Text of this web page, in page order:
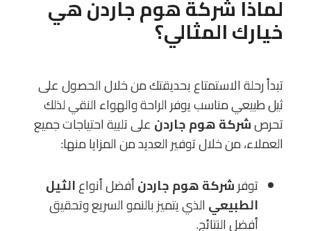
لماذا شركة هوم جاردنهي
خيارك المثالي؟
تبدأ رحلة الاستمتاع بحديقتك من خلال الحصول على
ثيل طبيعي مناسب يوفر الراحة والهواء النقي لذلك
تحرصشركة هوم جاردن على تلبية احتياجات جميع
العملاء، من خلال توفير العديد من المزايا منها:
توفرشركة هوم جاردنأفضل أنواعالثيل
الطبيعي الذي يتميز بالنمو السريع وتحقيق
أفضل النتائج.